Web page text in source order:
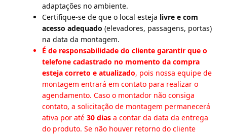
adaptações no ambiente.
Certifique-se de que o local esteja livre e com
acesso adequado (elevadores, passagens, portas)
na data da montagem.
É de responsabilidade do cliente garantir que o
telefone cadastrado no momento da compra
esteja correto e atualizado, pois nossa equipe de
montagem entrará em contato para realizar o
agendamento. Caso o montador não consiga
contato, a solicitação de montagem permanecerá
ativa por até 30 diasa contar da data da entrega
do produto. Se não houver retorno do cliente